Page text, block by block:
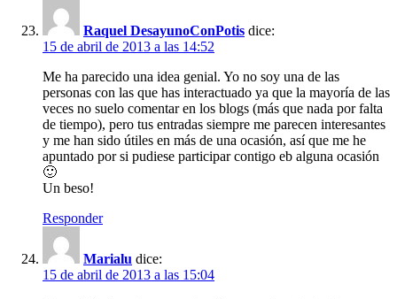
Raquel DesayunoConPotis dice:
15 de abril de 2013 a las 14:52
Me ha parecido una idea genial. Yo no soy una de las
personas con las que has interactuado ya que la mayoría de las
veces no suelo comentar en los blogs (más que nada por falta
de tiempo), pero tus entradas siempre me parecen interesantes
y me han sido útiles en más de una ocasión, así que me he
apuntado por si pudiese participar contigo eb alguna ocasión
🙂
Un beso!
Responder
Marialu dice:
15 de abril de 2013 a las 15:04